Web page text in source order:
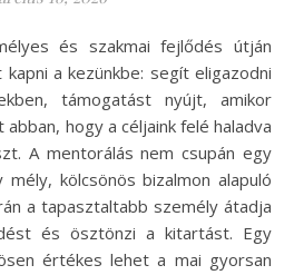
a kezünkbe: segít eligazodni
támogatást nyújt, amikor
hogy a céljaink felé haladva
A mentorálás nem csupán egy
mély, kölcsönös bizalmon alapuló
a tapasztaltabb személy átadja
és ösztönzi a kitartást. Egy
értékes lehet a mai gyorsan